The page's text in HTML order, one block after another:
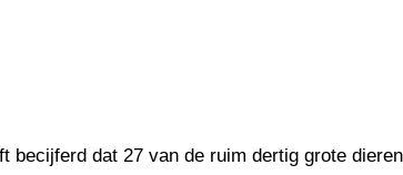
becijferd dat 27 van de ruim dertig grote